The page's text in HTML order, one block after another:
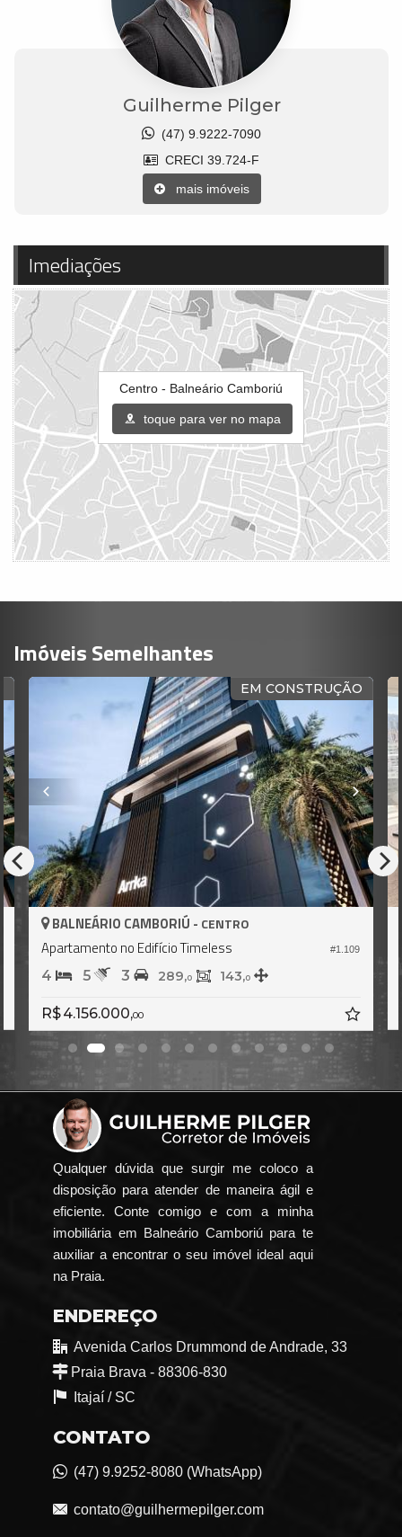
Guilherme Pilger
(47) 9.9222-7090
CRECI 39.724-F
mais imóveis
Imediações
Centro - Balneário Camboriú
toque para ver no mapa
Imóveis Semelhantes
EM CONSTRUÇÃO
#1.109
BALNEÁRIO CAMBORIÚ - CENTRO
Apartamento no Edifício Timeless
4 5 3 289,0 143,0
R$ 4.156.000,00
Qualquer dúvida que surgir me coloco a
disposição para atender de maneira ágil e
eficiente. Conte comigo e com a minha
imobiliária em Balneário Camboriú para te
auxiliar a encontrar o seu imóvel ideal aqui
na Praia.
ENDEREÇO
Avenida Carlos Drummond de Andrade, 33
Praia Brava - 88306-830
Itajaí / SC
CONTATO
(47) 9.9252-8080 (WhatsApp)
contato@guilhermepilger.com